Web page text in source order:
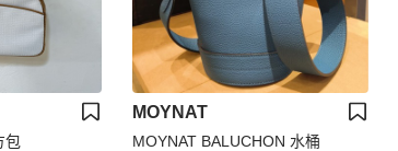
包
MOYNAT
MOYNAT BALUCHON 水桶